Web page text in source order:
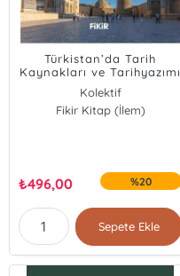
Türkistan’da Tarih
Kaynakları ve Tarihyazımı
Kolektif
Fikir Kitap (İlem)
₺496,00 %20
Sepete Ekle